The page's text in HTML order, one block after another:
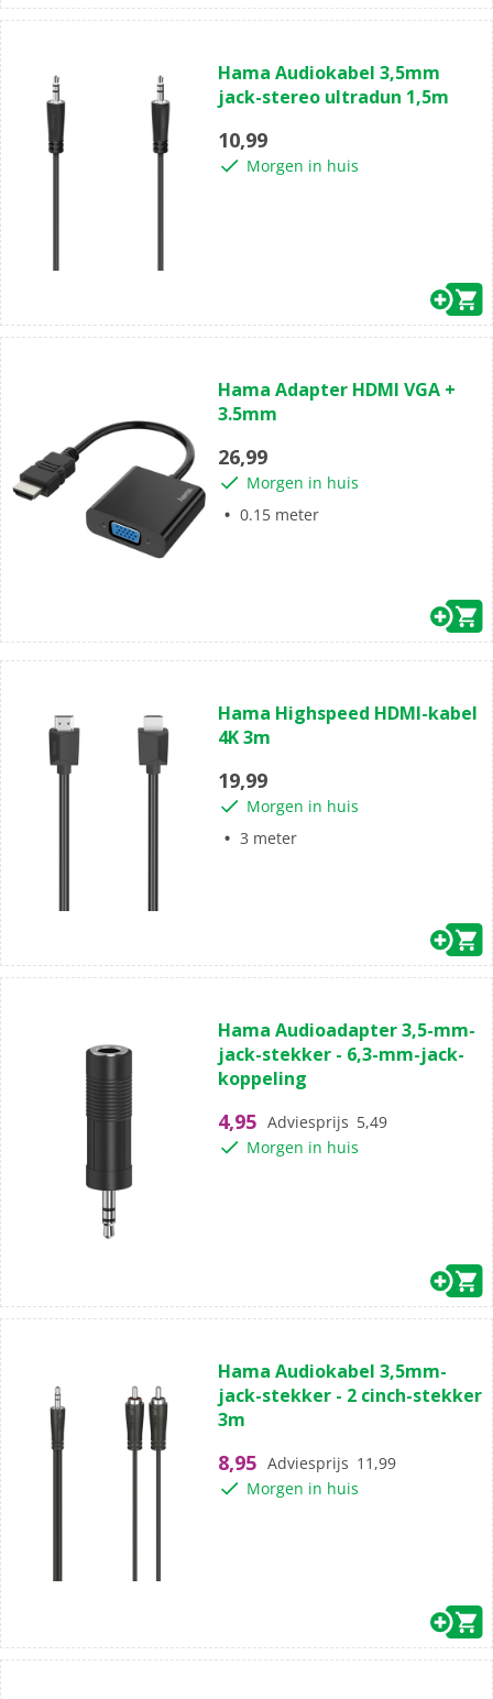
van
de
sterren.
Hama Audiokabel 3,5mm
jack-stereo ultradun 1,5m
10,99
Morgen in huis
van
de
sterren.
Hama Adapter HDMI VGA +
3.5mm
26,99
Morgen in huis
0.15 meter
van
de
sterren.
Hama Highspeed HDMI-kabel
4K 3m
19,99
Morgen in huis
3 meter
van
de
5
Hama Audioadapter 3,5-mm-
jack-stekker - 6,3-mm-jack-
koppeling
4,95 Adviesprijs 5,49
Morgen in huis
van
de
5
Hama Audiokabel 3,5mm-
jack-stekker - 2 cinch-stekker
3m
8,95 Adviesprijs 11,99
Morgen in huis